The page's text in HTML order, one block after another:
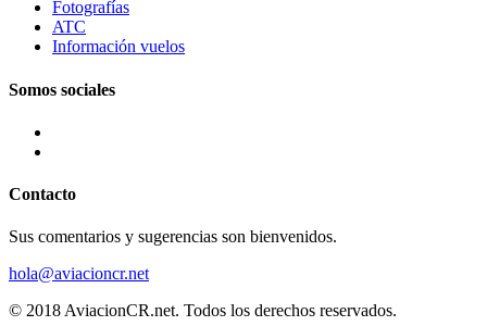
Fotografías
ATC
Información vuelos
Somos sociales
Contacto
Sus comentarios y sugerencias son bienvenidos.
hola@aviacioncr.net
© 2018 AviacionCR.net. Todos los derechos reservados.